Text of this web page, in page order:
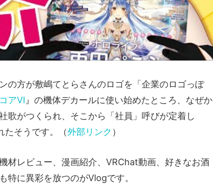
の方が敷嶋てとらさんのロゴを「企業のロゴっぽ
アⅥ』の機体デカールに使い始めたところ、なぜか
歌がつくられ、そこから「社員」呼びが定着し
そうです。（外部リンク ）
材レビュー、漫画紹介、VRChat動画、好きなお酒
特に異彩を放つのがVlogです。